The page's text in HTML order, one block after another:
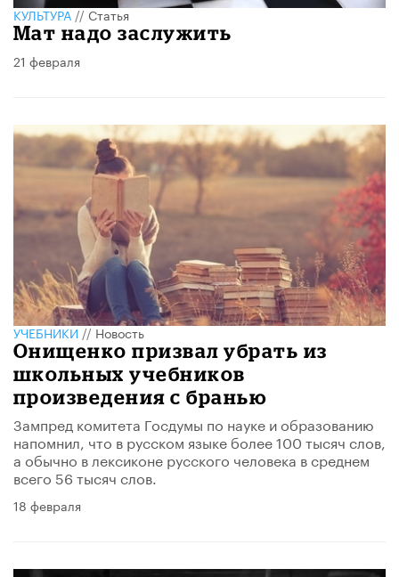
КУЛЬТУРА//Статья
Мат надо заслужить
21 февраля
УЧЕБНИКИ//Новость
Онищенко призвал убрать из
школьных учебников
произведения с бранью
Зампред комитета Госдумы по науке и образованию
напомнил, что в русском языке более 100 тысяч слов,
а обычно в лексиконе русского человека в среднем
всего 56 тысяч слов.
18 февраля